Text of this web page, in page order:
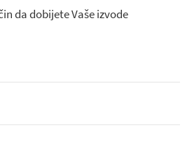
da dobijete Vaše izvode